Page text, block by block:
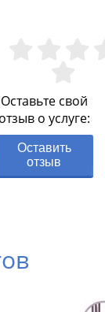
Оставьте свой
отзыв о услуге:
Оставить
отзыв